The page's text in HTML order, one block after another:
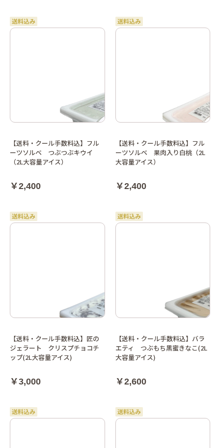
【送料・クール手数料込】フル
ーツソルベ つぶつぶキウイ
（2L大容量アイス）
￥2,400
【送料・クール手数料込】フル
ーツソルベ 果肉入り白桃（2L
大容量アイス）
￥2,400
【送料・クール手数料込】匠の
ジェラート クリスプチョコチ
ップ(2L大容量アイス)
￥3,000
【送料・クール手数料込】バラ
エティ つぶもち黒蜜きなこ(2L
大容量アイス)
￥2,600